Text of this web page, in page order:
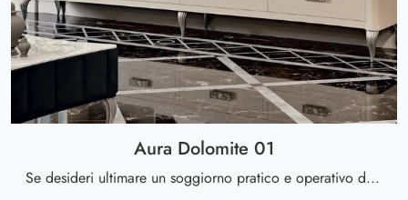
Aura Dolomite 01
Se desideri ultimare un soggiorno pratico e operativo dalle linee moderne, ti offriamo la parete attrezzata Aura Dolomite 01 Valderamobili.